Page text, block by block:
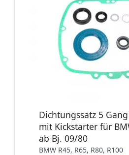
Dichtungssatz 5
mit Kickstarter für
ab Bj. 09/80
BMW R45, R65, R80, R100